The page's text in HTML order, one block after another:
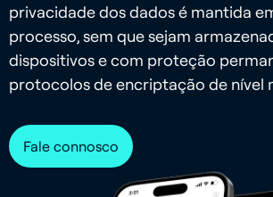
privacidade dos dados é mantida
processo, sem que sejam
dispositivos e com proteção
protocolos de encriptação de nível
Fale connosco